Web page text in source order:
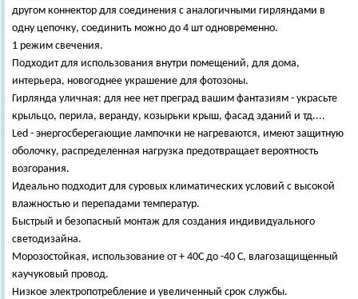
другом коннектор для соединения с аналогичными гирляндами в
одну цепочку, соединить можно до 4 шт одновременно.
1 режим свечения.
Подходит для использования внутри помещений, для дома,
интерьера, новогоднее украшение для фотозоны.
Гирлянда уличная: для нее нет преград вашим фантазиям - украсьте
крыльцо, перила, веранду, козырьки крыш, фасад зданий и тд....
Led - энергосберегающие лампочки не нагреваются, имеют защитную
оболочку, распределенная нагрузка предотвращает вероятность
возгорания.
Идеально подходит для суровых климатических условий с высокой
влажностью и перепадами температур.
Быстрый и безопасный монтаж для создания индивидуального
светодизайна.
Морозостойкая, использование от + 40С до -40 С, влагозащищенный
каучуковый провод.
Низкое электропотребление и увеличенный срок службы.